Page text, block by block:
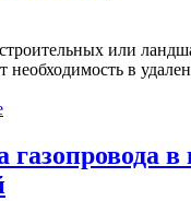
или
необходимость в
газопровода в